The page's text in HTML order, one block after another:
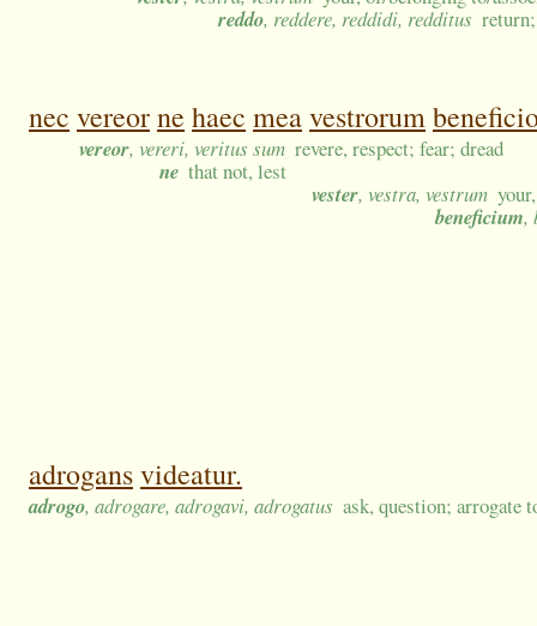
reddo, reddere, reddidi, redditus
nec vereorne haec meavestrorum
vereor, vereri, veritus sum revere, respect; fear; dread
ne that not, lest
vester, vestra, vestrum
beneficium,
adrogansvideatur.
adrogo, adrogare, adrogavi, adrogatus ask, question; arrogate